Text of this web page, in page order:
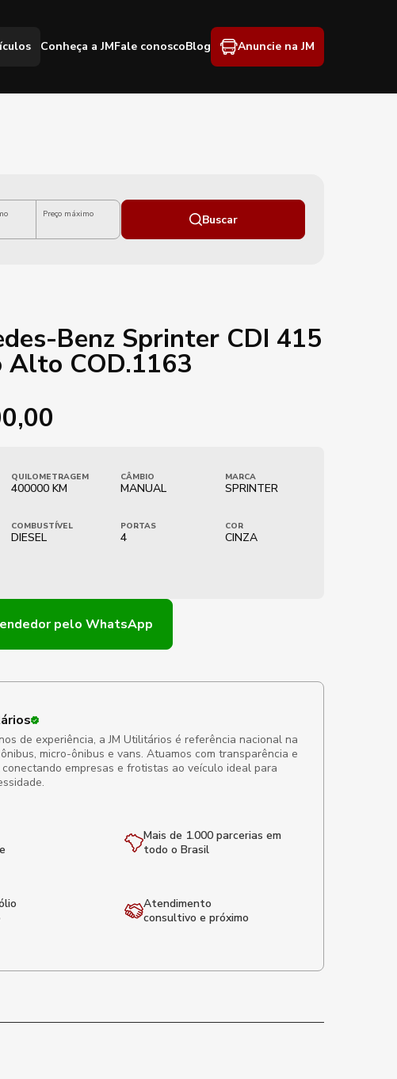
Conheça a JMFale conoscoBlog Anuncie na JM
Preço máximo Buscar
Benz Sprinter CDI 415
Alto COD.1163
QUILOMETRAGEM
400000 KM
CÂMBIO
MANUAL
MARCA
SPRINTER
COMBUSTÍVEL
DIESEL
PORTAS
4
COR
CINZA
pelo WhatsApp
de experiência, a JM Utilitários é referência nacional na
micro-ônibus e vans. Atuamos com transparência e
conectando empresas e frotistas ao veículo ideal para
Mais de 1.000 parcerias em
todo o Brasil
Atendimento
consultivo e próximo